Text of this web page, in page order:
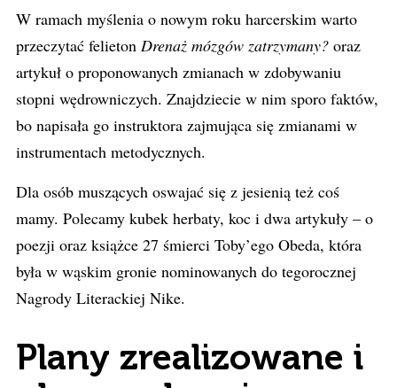
W ramach myślenia o nowym roku harcerskim warto
przeczytać felieton Drenaż mózgów zatrzymany? oraz
artykuł o proponowanych zmianach w zdobywaniu
stopni wędrowniczych. Znajdziecie w nim sporo faktów,
bo napisała go instruktora zajmująca się zmianami w
instrumentach metodycznych.
Dla osób muszących oswajać się z jesienią też coś
mamy. Polecamy kubek herbaty, koc i dwa artykuły – o
poezji oraz książce 27 śmierci Toby’ego Obeda, która
była w wąskim gronie nominowanych do tegorocznej
Nagrody Literackiej Nike.
Plany zrealizowane i